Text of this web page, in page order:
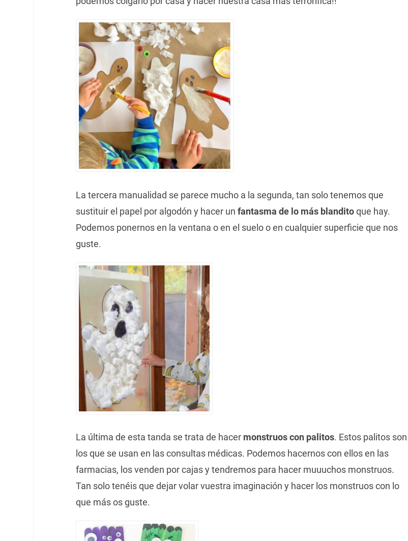
La tercera manualidad se parece mucho a la segunda, tan solo tenemos que
sustituir el papel por algodón y hacer un fantasma de lo más blanditoque hay.
Podemos ponernos en la ventana o en el suelo o en cualquier superficie que nos
guste.
La última de esta tanda se trata de hacer monstruos con palitos. Estos palitos son
los que se usan en las consultas médicas. Podemos hacernos con ellos en las
farmacias, los venden por cajas y tendremos para hacer muuuchos monstruos.
Tan solo tenéis que dejar volar vuestra imaginación y hacer los monstruos con lo
que más os guste.